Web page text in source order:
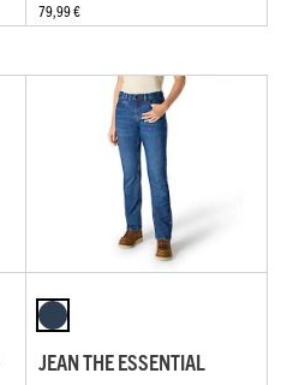
79,99 €
JEAN THE ESSENTIAL